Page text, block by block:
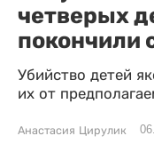
четверых
покончили
Убийство детей
их от
Анастасия Цирулик